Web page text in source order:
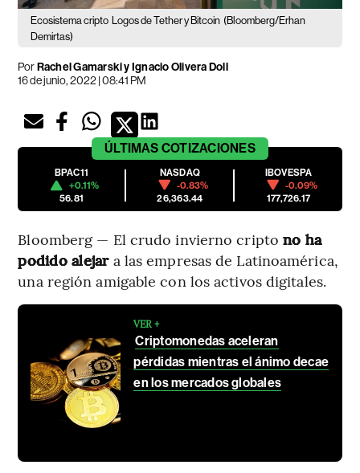
Ecosistema cripto Logos de Tether y Bitcoin (Bloomberg/Erhan
Demirtas)
PorRachel Gamarski y Ignacio Olivera Doll
16 de junio, 2022 | 08:41 PM
ÚLTIMAS COTIZACIONES
BPAC11
+0.11%
56.81
NASDAQ
-0.83%
26,363.44
IBOVESPA
-0.09%
177,726.17
Bloomberg — El crudo invierno criptono ha
podido alejara las empresas de Latinoamérica,
una región amigable con los activos digitales.
VER +
Criptomonedas aceleran
pérdidas mientras el ánimo decae
en los mercados globales